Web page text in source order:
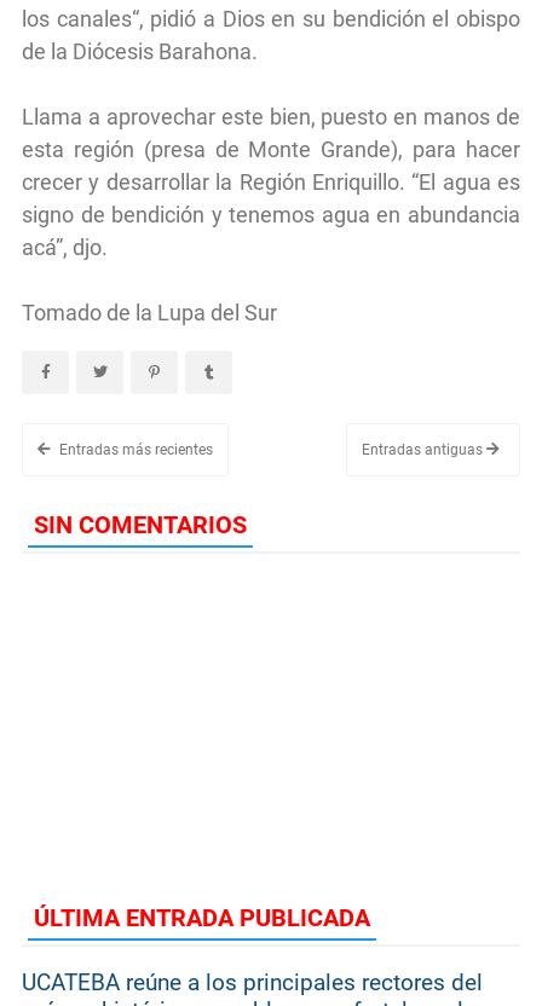
los canales“, pidió a Dios en su bendición el obispo
de la Diócesis Barahona.
Llama a aprovechar este bien, puesto en manos de
esta región (presa de Monte Grande), para hacer
crecer y desarrollar la Región Enriquillo. “El agua es
signo de bendición y tenemos agua en abundancia
acá”, djo.
Tomado de la Lupa del Sur
Entradas más recientes Entradas antiguas
SIN COMENTARIOS
ÚLTIMA ENTRADA PUBLICADA
UCATEBA reúne a los principales rectores del